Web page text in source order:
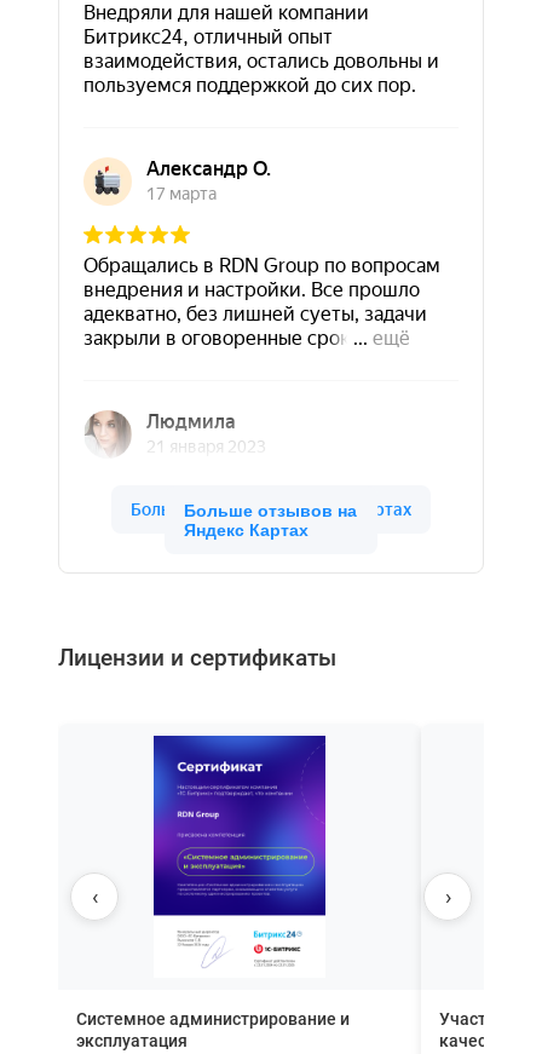
Больше отзывов на
Яндекс Картах
Лицензии и сертификаты
Системное администрирование и
эксплуатация
Участник
качества
‹ ›